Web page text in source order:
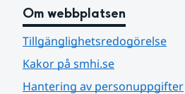
Om webbplatsen
Tillgänglighetsredogörelse
Kakor på smhi.se
Hantering av personuppgifter